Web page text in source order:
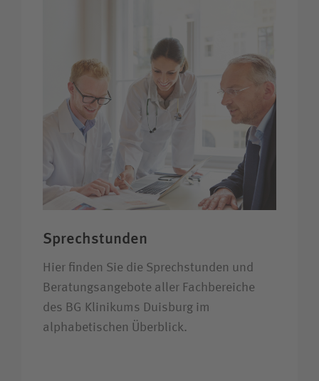
Sprechstunden
Hier finden Sie die Sprechstunden und
Beratungsangebote aller Fachbereiche
des BG Klinikums Duisburg im
alphabetischen Überblick.